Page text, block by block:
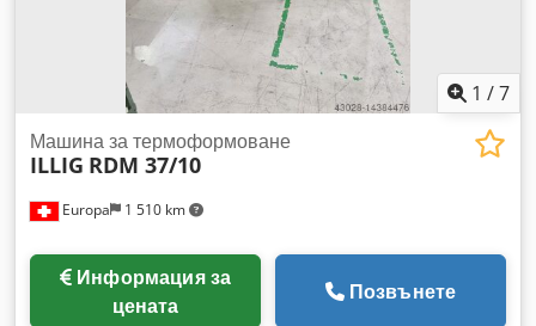
1 /7
Europa 1 510 km
Машина за термоформоване
ILLIG RDM 37/10
Информация за
цената
Позвънете